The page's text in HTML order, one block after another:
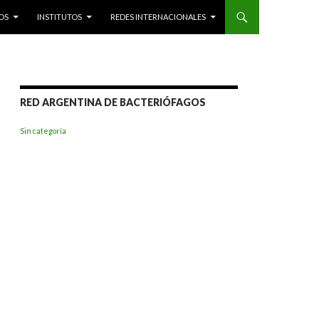
INSTITUTOS REDES INTERNACIONALES
RED ARGENTINA DE BACTERIÓFAGOS
Sin categoría